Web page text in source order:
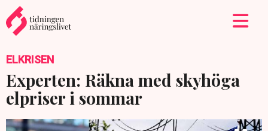
ELKRISEN
Experten: Räkna med skyhöga
elpriser i sommar